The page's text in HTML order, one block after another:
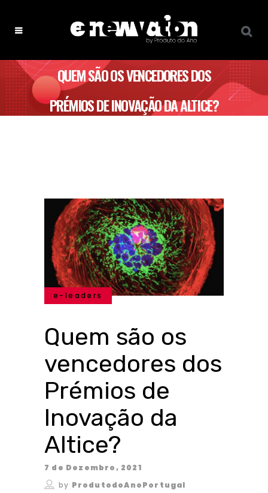
QUEM SÃO OS VENCEDORES DOS
PRÉMIOS DE INOVAÇÃO DA ALTICE?
e-leaders
Quem são os
vencedores dos
Prémios de
Inovação da
Altice?
7 de Dezembro, 2021
by ProdutodoAnoPortugal